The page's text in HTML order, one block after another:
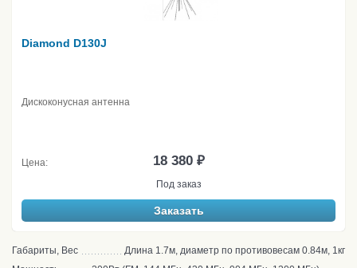
Diamond D130J
Дискоконусная антенна
Цена: 18 380 ₽
Под заказ
Заказать
Габариты, Вес
Длина 1.7м, диаметр по противовесам 0.84м, 1кг